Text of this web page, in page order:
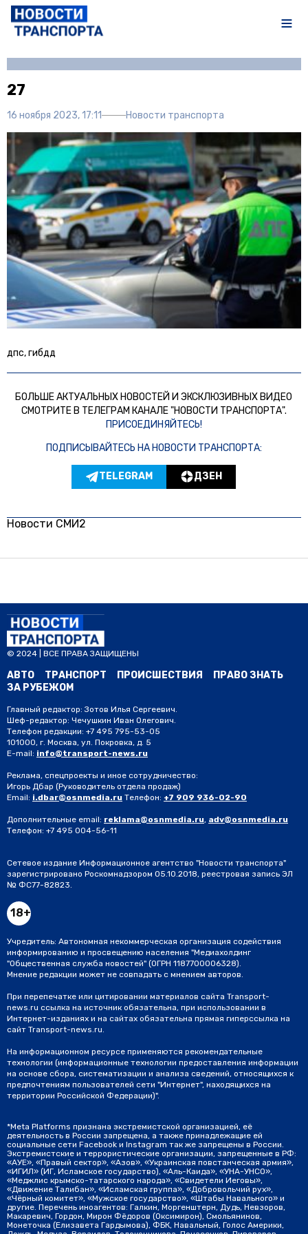
27
16 ноября 2023, 17:11 Новости транспорта
дпс, гибдд
БОЛЬШЕ АКТУАЛЬНЫХ НОВОСТЕЙ И ЭКСКЛЮЗИВНЫХ ВИДЕО
СМОТРИТЕ В ТЕЛЕГРАМ КАНАЛЕ "НОВОСТИ ТРАНСПОРТА".
ПРИСОЕДИНЯЙТЕСЬ!
ПОДПИСЫВАЙТЕСЬ НА НОВОСТИ ТРАНСПОРТА:
TELEGRAM ДЗЕН
Новости СМИ2
© 2024 | ВСЕ ПРАВА ЗАЩИЩЕНЫ
АВТО ТРАНСПОРТ ПРОИСШЕСТВИЯ
ПРАВО ЗНАТЬ
ЗА РУБЕЖОМ
Главный редактор: Зотов Илья Сергеевич.
Шеф-редактор: Чечушкин Иван Олегович.
Телефон редакции: +7 495 795-53-05
101000, г. Москва, ул. Покровка, д. 5
E-mail: info@transport-news.ru
Реклама, спецпроекты и иное сотрудничество:
Игорь Дбар (Руководитель отдела продаж)
Email: i.dbar@osnmedia.ru Телефон: +7 909 936-02-90
Дополнительные email: reklama@osnmedia.ru, adv@osnmedia.ru
Телефон: +7 495 004-56-11
Сетевое издание Информационное агентство "Новости транспорта"
зарегистрировано Роскомнадзором 05.10.2018, реестровая запись ЭЛ
№ ФС77-82823.
18+
Учредитель: Автономная некоммерческая организация содействия
информированию и просвещению населения "Медиахолдинг
"Общественная служба новостей" (ОГРН 1187700006328).
Мнение редакции может не совпадать с мнением авторов.
При перепечатке или цитировании материалов сайта Transport-
news.ru ссылка на источник обязательна, при использовании в
Интернет-изданиях и на сайтах обязательна прямая гиперссылка на
сайт Transport-news.ru.
На информационном ресурсе применяются рекомендательные
технологии (информационные технологии предоставления информации
на основе сбора, систематизации и анализа сведений, относящихся к
предпочтениям пользователей сети "Интернет", находящихся на
территории Российской Федерации)".
*Meta Platforms признана экстремистской организацией, её
деятельность в России запрещена, а также принадлежащие ей
социальные сети Facebook и Instagram так же запрещены в России.
Экстремистские и террористические организации, запрещенные в РФ:
«АУЕ», «Правый сектор», «Азов», «Украинская повстанческая армия»,
«ИГИЛ» (ИГ, Исламское государство), «Аль-Каида», «УНА-УНСО»,
«Меджлис крымско-татарского народа», «Свидетели Иеговы»,
«Движение Талибан», «Исламская группа», «Добровольчий рух»,
«Чёрный комитет», «Мужское государство», «Штабы Навального» и
другие. Перечень иноагентов: Галкин, Моргенштерн, Дудь, Невзоров,
Макаревич, Гордон, Мирон Фёдоров (Оксимирон), Смольянинов,
Монеточка (Елизавета Гардымова), ФБК, Навальный, Голос Америки,